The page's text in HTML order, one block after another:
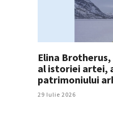
Elina
al istoriei artei,
patrimoniului
29 Iulie 2026